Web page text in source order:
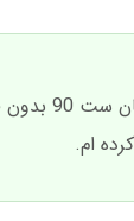
در این